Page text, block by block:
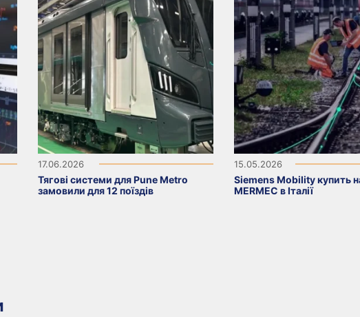
17.06.2026
Тягові системи для Pune Metro
замовили для 12 поїздів
15.05.2026
Siemens Mobility купить
MERMEC в Італії